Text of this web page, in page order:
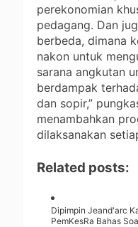
perekonomian
pedagang. Dan
berbeda, dimana
nakon untuk
sarana angkutan
berdampak
dan sopir,”
menambahkan
dilaksanakan
Related posts:
Dipimpin Jeand'arc
PemKesRa Bahas